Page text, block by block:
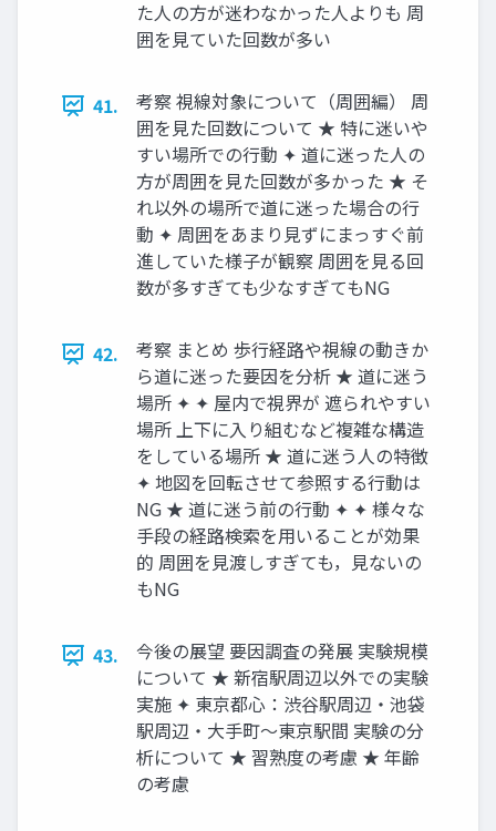
た人の方が迷わなかった人よりも 周
囲を見ていた回数が多い
41.
考察 視線対象について（周囲編） 周
囲を見た回数について ★ 特に迷いや
すい場所での行動 ✦ 道に迷った人の
方が周囲を見た回数が多かった ★ そ
れ以外の場所で道に迷った場合の行
動 ✦ 周囲をあまり見ずにまっすぐ前
進していた様子が観察 周囲を見る回
数が多すぎても少なすぎてもNG
42.
考察 まとめ 歩行経路や視線の動きか
ら道に迷った要因を分析 ★ 道に迷う
場所 ✦ ✦ 屋内で視界が 遮られやすい
場所 上下に入り組むなど複雑な構造
をしている場所 ★ 道に迷う人の特徴
✦ 地図を回転させて参照する行動は
NG ★ 道に迷う前の行動 ✦ ✦ 様々な
手段の経路検索を用いることが効果
的 周囲を見渡しすぎても，見ないの
もNG
43.
今後の展望 要因調査の発展 実験規模
について ★ 新宿駅周辺以外での実験
実施 ✦ 東京都心：渋谷駅周辺・池袋
駅周辺・大手町〜東京駅間 実験の分
析について ★ 習熟度の考慮 ★ 年齢
の考慮